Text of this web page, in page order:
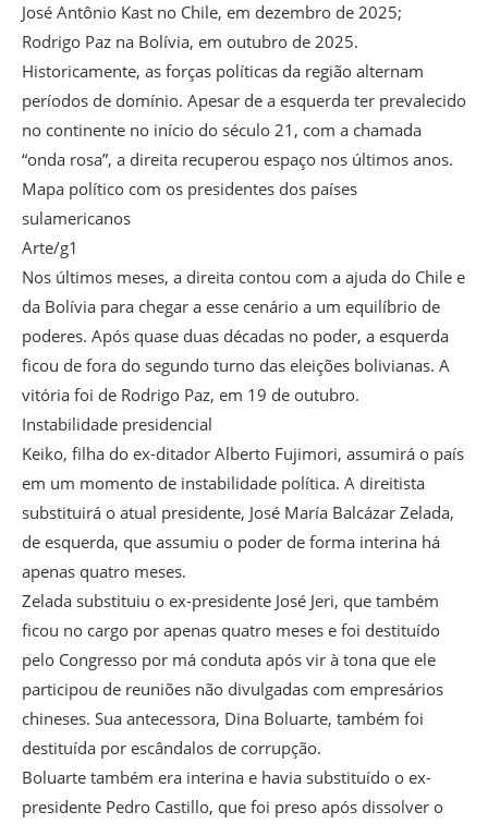
José Antônio Kast no Chile, em dezembro de 2025;
Rodrigo Paz na Bolívia, em outubro de 2025.
Historicamente, as forças políticas da região alternam
períodos de domínio. Apesar de a esquerda ter prevalecido
no continente no início do século 21, com a chamada
“onda rosa”, a direita recuperou espaço nos últimos anos.
Mapa político com os presidentes dos países
sulamericanos
Arte/g1
Nos últimos meses, a direita contou com a ajuda do Chile e
da Bolívia para chegar a esse cenário a um equilíbrio de
poderes. Após quase duas décadas no poder, a esquerda
ficou de fora do segundo turno das eleições bolivianas. A
vitória foi de Rodrigo Paz, em 19 de outubro.
Instabilidade presidencial
Keiko, filha do ex-ditador Alberto Fujimori, assumirá o país
em um momento de instabilidade política. A direitista
substituirá o atual presidente, José María Balcázar Zelada,
de esquerda, que assumiu o poder de forma interina há
apenas quatro meses.
Zelada substituiu o ex-presidente José Jeri, que também
ficou no cargo por apenas quatro meses e foi destituído
pelo Congresso por má conduta após vir à tona que ele
participou de reuniões não divulgadas com empresários
chineses. Sua antecessora, Dina Boluarte, também foi
destituída por escândalos de corrupção.
Boluarte também era interina e havia substituído o ex-
presidente Pedro Castillo, que foi preso após dissolver o